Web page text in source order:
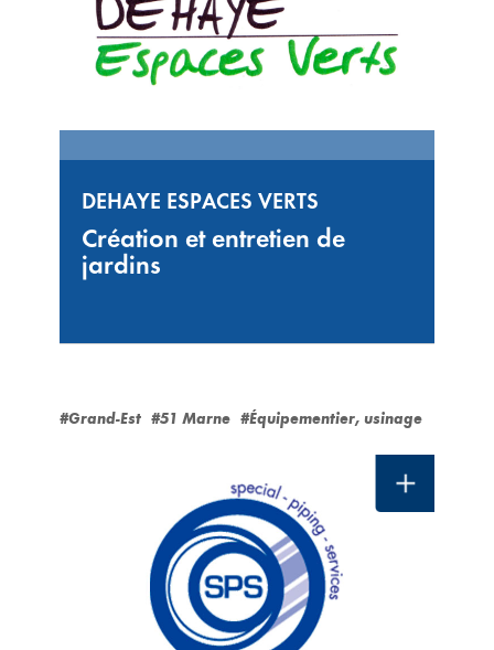
DEHAYE ESPACES VERTS
Création et entretien de
jardins
#Grand-Est #51 Marne #Équipementier, usinage